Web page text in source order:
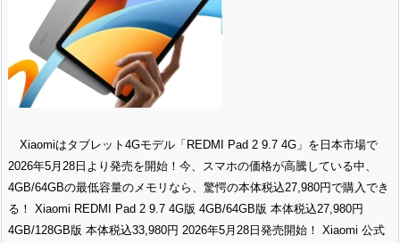
Xiaomiはタブレット4Gモデル「REDMI Pad 2 9.7 4G」を日本市場で
2026年5月28日より発売を開始！今、スマホの価格が高騰している中、
4GB/64GBの最低容量のメモリなら、驚愕の本体税込27,980円で購入でき
る！ Xiaomi REDMI Pad 2 9.7 4G版 4GB/64GB版 本体税込27,980円
4GB/128GB版 本体税込33,980円 2026年5月28日発売開始！ Xiaomi 公式